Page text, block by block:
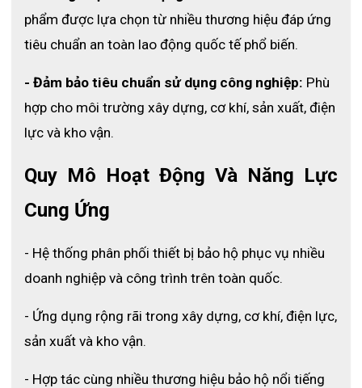
Tính mềm mại mang lại cảm giác thoải mái và vừa vặn cho
người sử dụng.
Găng tay Nitrile có phần cổ tay được se viền. Mục đích của thiết
kế này là để tránh tính trạng viền găng bị cuộn ngược vào khi
đeo găng.
VRG005 là loại găng tay y tế dạng găng khám ( dùng cho công
việc khám bệnh ). Trong những công việc không yêu cầu khắt
tay sẽ giúp tiết kiệm thời gian thao tác cũng như chi phí sản
xuất
Chất liệu Nitrile
phẩm được lựa chọn từ nhiều thương hiệu đáp ứng
tiêu chuẩn an toàn lao động quốc tế phổ biến.
- Đảm bảo tiêu chuẩn sử dụng công nghiệp: Phù
hợp cho môi trường xây dựng, cơ khí, sản xuất, điện
lực và kho vận.
Quy Mô Hoạt Động Và Năng Lực
Cung Ứng
- Hệ thống phân phối thiết bị bảo hộ phục vụ nhiều
doanh nghiệp và công trình trên toàn quốc.
- Ứng dụng rộng rãi trong xây dựng, cơ khí, điện lực,
sản xuất và kho vận.
- Hợp tác cùng nhiều thương hiệu bảo hộ nổi tiếng